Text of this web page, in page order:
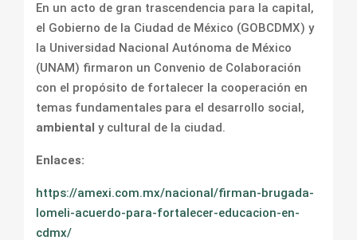
En un acto de gran trascendencia para la capital,
el Gobierno de la Ciudad de México (GOBCDMX) y
la Universidad Nacional Autónoma de México
(UNAM) firmaron un Convenio de Colaboración
con el propósito de fortalecer la cooperación en
temas fundamentales para el desarrollo social,
ambiental y cultural de la ciudad.
Enlaces:
https://amexi.com.mx/nacional/firman-brugada-
lomeli-acuerdo-para-fortalecer-educacion-en-
cdmx/